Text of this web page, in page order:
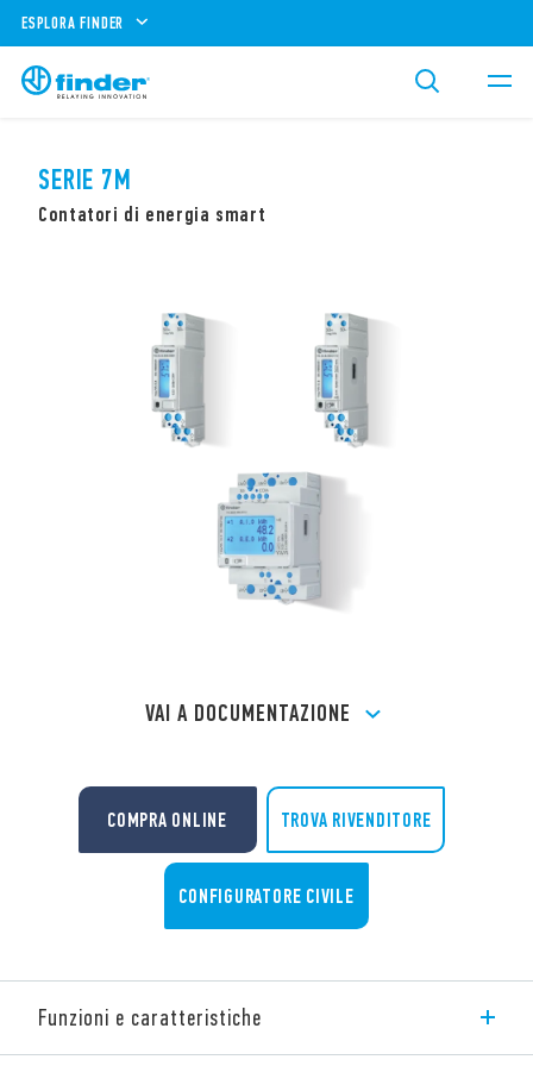
ESPLORA FINDER
SERIE 7M
Contatori di energia smart
VAI A DOCUMENTAZIONE
COMPRA ONLINE TROVA RIVENDITORE
CONFIGURATORE CIVILE
Funzioni e caratteristiche